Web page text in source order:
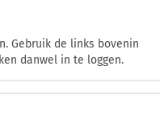
Gebruik de links bovenin
danwel in te loggen.